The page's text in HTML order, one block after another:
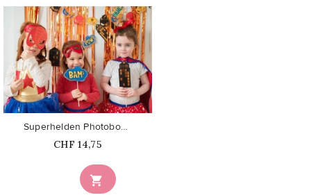
favorite_border

Superhelden Photobooth
Price
CHF 14,75